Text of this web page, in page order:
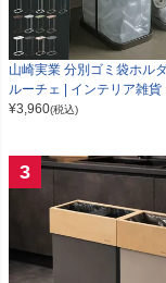
山崎実業 分別ゴミ袋ホル
ルーチェ | インテリア雑貨
¥3,960(税込)
3